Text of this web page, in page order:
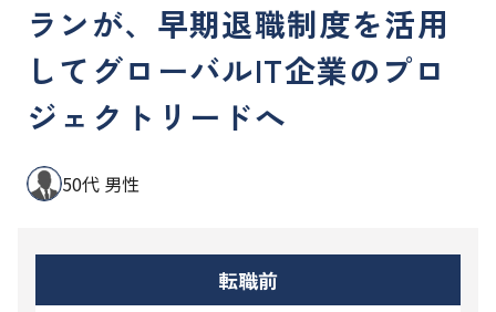
ランが、早期退職制度を活用
してグローバルIT企業のプロ
ジェクトリードへ
50代 男性
転職前